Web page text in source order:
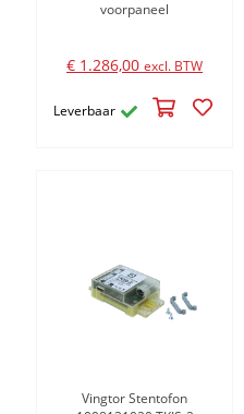
voorpaneel
€ 1.286,00excl. BTW
Leverbaar
Vingtor Stentofon